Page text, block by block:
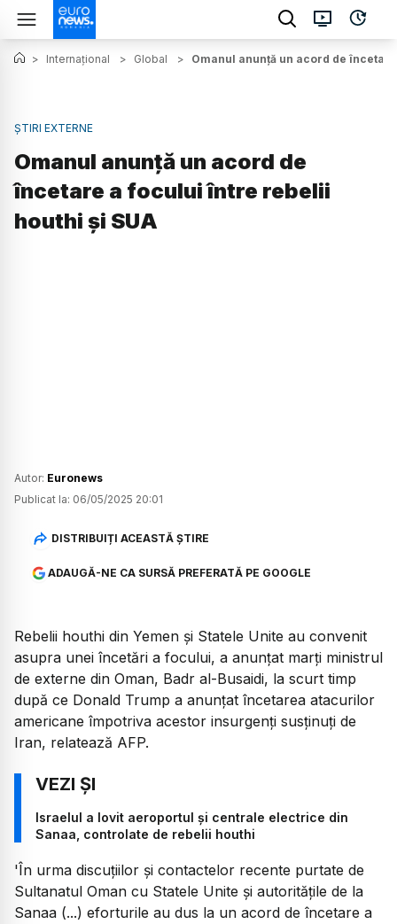
> Internațional > Global > Omanul anunță un acord de
ȘTIRI EXTERNE
Omanul anunță un acord de
încetare a focului între rebelii
houthi și SUA
Autor: Euronews
Publicat la: 06/05/2025 20:01
DISTRIBUIȚI ACEASTĂ ȘTIRE
ADAUGĂ-NE CA SURSĂ PREFERATĂ PE GOOGLE
Rebelii houthi din Yemen și Statele Unite au convenit
asupra unei încetări a focului, a anunțat marți ministrul
de externe din Oman, Badr al-Busaidi, la scurt timp
după ce Donald Trump a anunțat încetarea atacurilor
americane împotriva acestor insurgenți susținuți de
Iran, relatează AFP.
Israelul a lovit aeroportul și centrale electrice din
Sanaa, controlate de rebelii houthi
'În urma discuțiilor și contactelor recente purtate de
Sultanatul Oman cu Statele Unite și autoritățile de la
Sanaa (...) eforturile au dus la un acord de încetare a